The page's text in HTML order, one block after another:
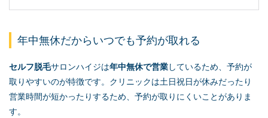
年中無休だからいつでも予約が取れる
セルフ脱毛サロンハイジは年中無休で営業しているため、予約が
取りやすいのが特徴です。クリニックは土日祝日が休みだったり
営業時間が短かったりするため、予約が取りにくいことがありま
す。